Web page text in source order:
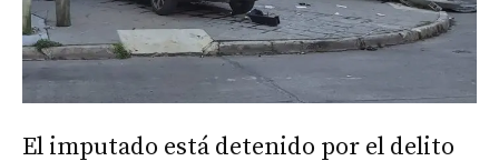
El imputado está detenido por el delito